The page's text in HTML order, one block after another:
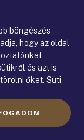
böngészés
hogy az oldal
és azt is
őket.Süti